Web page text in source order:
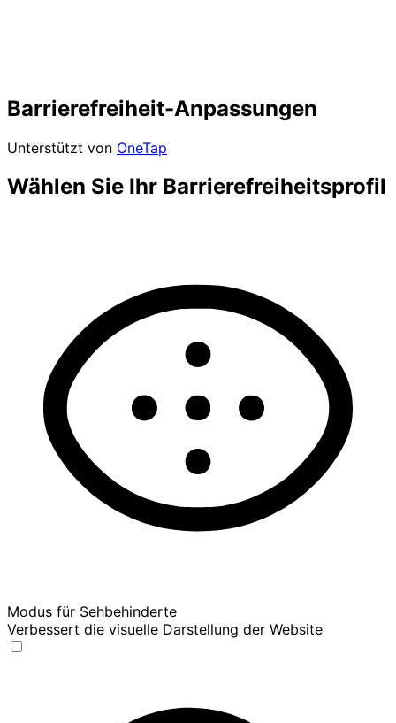
Barrierefreiheit-Anpassungen
Unterstützt von OneTap
Wählen Sie Ihr Barrierefreiheitsprofil
Modus für Sehbehinderte
Verbessert die visuelle Darstellung der Website